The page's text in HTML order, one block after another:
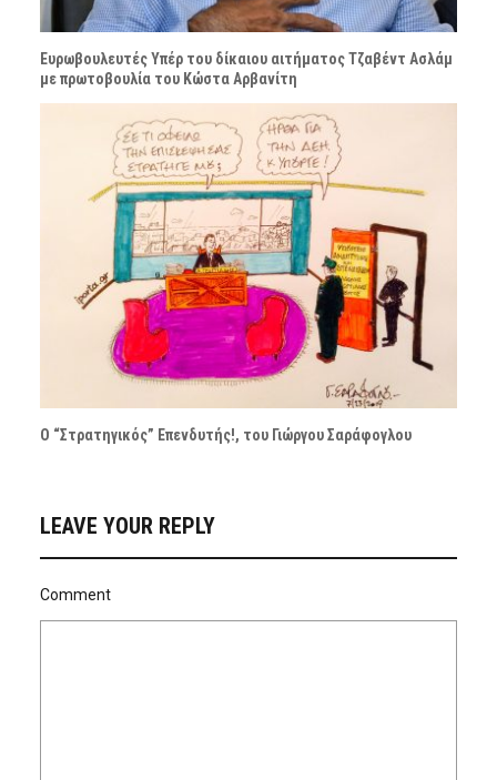
Ευρωβουλευτές Υπέρ του δίκαιου αιτήματος Τζαβέντ Ασλάμ
με πρωτοβουλία του Κώστα Αρβανίτη
Ο “Στρατηγικός” Επενδυτής!, του Γιώργου Σαράφογλου
LEAVE YOUR REPLY
Comment